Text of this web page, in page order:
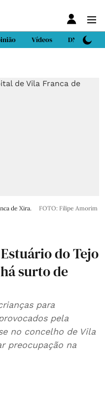
Vídeos DN Sport
de Xira.
FOTO: Filipe Amorim
do Tejo
surto de
para
pela
no concelho de Vila
preocupação na